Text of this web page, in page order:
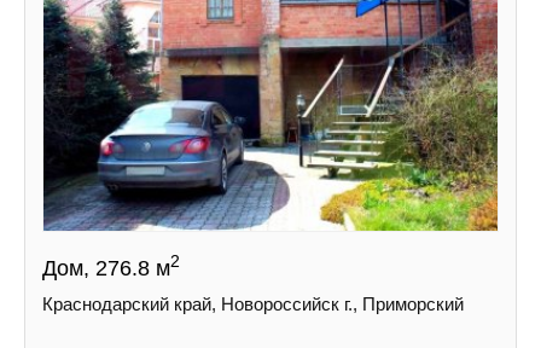
Дом, 276.8 м2
Краснодарский край, Новороссийск г., Приморский